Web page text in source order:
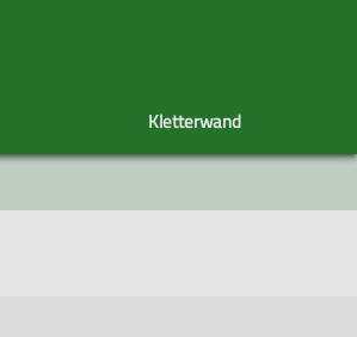
Spieletreff Wintergruppe
CRASHCAST
Kletterwand